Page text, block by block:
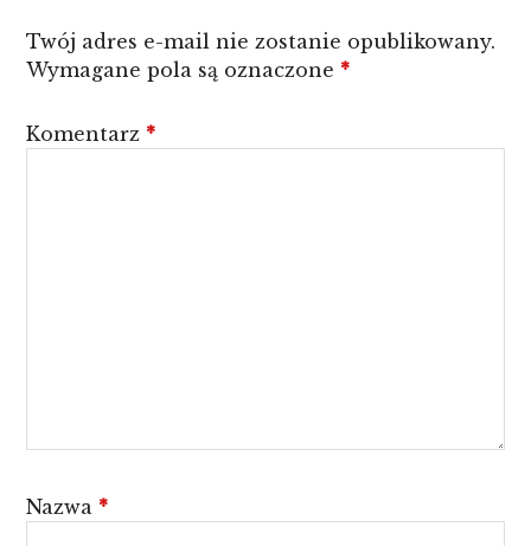
Twój adres e-mail nie zostanie opublikowany.
Wymagane pola są oznaczone *
Komentarz *
Nazwa *